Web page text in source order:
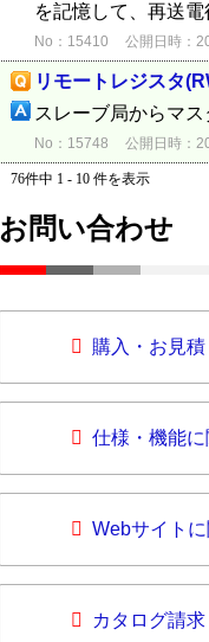
を記憶して、再送
No：15410 公開日時：
リモートレジスタ
スレーブ局からマ
No：15748 公開日時：
76件中 1 - 10 件を表示
お問い合わせ
購入・お見
仕様・機能
Webサイト
カタログ請求